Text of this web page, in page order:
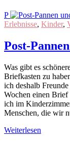
P
Erlebnisse, Kinder,
Post-
Was gibt es
Briefkasten zu
ich deshalb
Wochen einen
ich im
Menschen, die wir
Weiterlesen